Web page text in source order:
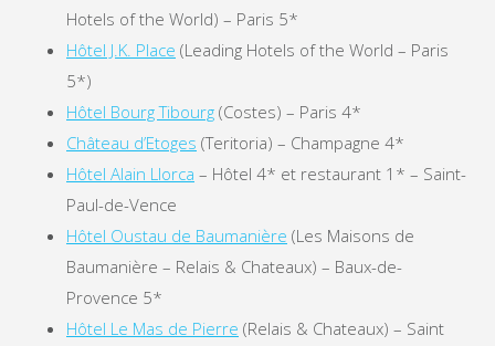
Hotels of the World) – Paris 5*
Hôtel J.K. Place (Leading Hotels of the World – Paris
5*)
Hôtel Bourg Tibourg (Costes) – Paris 4*
Château d’Etoges (Teritoria) – Champagne 4*
Hôtel Alain Llorca – Hôtel 4* et restaurant 1* – Saint-
Paul-de-Vence
Hôtel Oustau de Baumanière (Les Maisons de
Baumanière – Relais & Chateaux) – Baux-de-
Provence 5*
Hôtel Le Mas de Pierre (Relais & Chateaux) – Saint